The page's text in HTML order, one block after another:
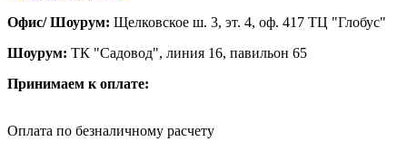
Офис/ Шоурум: Щелковское ш. 3, эт. 4, оф. 417 ТЦ "Глобус"
Шоурум: ТК "Садовод", линия 16, павильон 65
Принимаем к оплате:
Оплата по безналичному расчету